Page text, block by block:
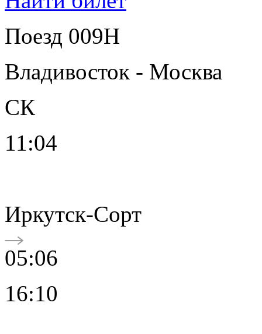
Поезд 009Н
Владивосток - Москва
СК
11:04
Иркутск-Сорт
05:06
16:10